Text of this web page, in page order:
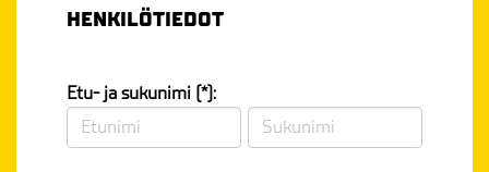
HENKILÖTIEDOT
Etu- ja sukunimi (*):